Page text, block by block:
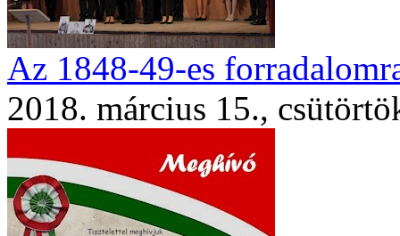
Az 1848-49-es
2018. március 15.,